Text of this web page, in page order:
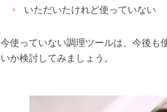
いただいたけれど使っていない
今使っていない調理ツールは、今後も
いか検討してみましょう。